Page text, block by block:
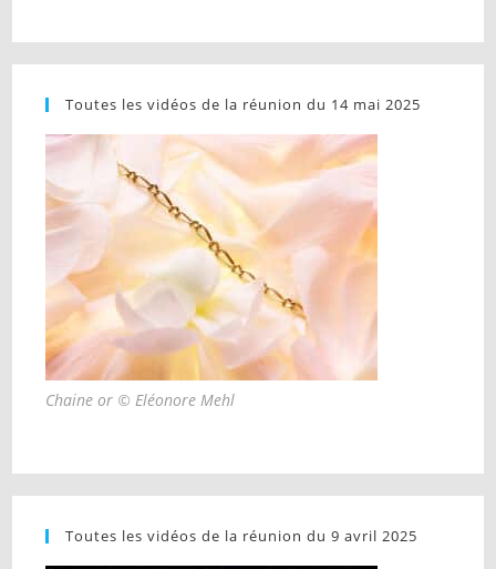
Toutes les vidéos de la réunion du 14 mai 2025
Chaine or © Eléonore Mehl
Toutes les vidéos de la réunion du 9 avril 2025